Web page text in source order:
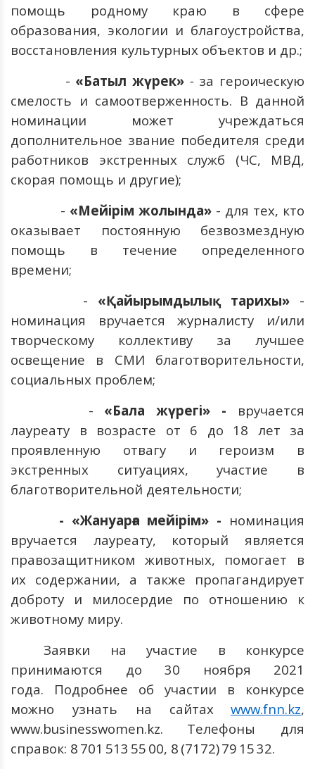
помощь родному краю в сфере
образования, экологии и благоустройства,
восстановления культурных объектов и др.;
- «Батылжүрек» - за героическую
смелость и самоотверженность. В данной
номинации может учреждаться
дополнительное звание победителя среди
работников экстренных служб (ЧС, МВД,
скорая помощь и другие);
- «Мейірім жолында» - для тех, кто
оказывает постоянную безвозмездную
помощь в течение определенного
времени;
- «Қайырымдылық тарихы» -
номинация вручается журналисту и/или
творческому коллективу за лучшее
освещение в СМИ благотворительности,
социальных проблем;
- «Бала жүрегі» - вручается
лауреату в возрасте от 6 до 18 лет за
проявленную отвагу и героизм в
экстренных ситуациях, участие в
благотворительной деятельности;
- «Жануарға мейірім» - номинация
вручается лауреату, который является
правозащитником животных, помогает в
их содержании, а также пропагандирует
доброту и милосердие по отношению к
животному миру.
Заявки на участие в конкурсе
принимаются до 30 ноября 2021
года. Подробнее об участии в конкурсе
можно узнать на сайтах www.fnn.kz,
www.businesswomen.kz. Телефоны для
справок: 8 701 513 55 00, 8 (7172)79 1532.